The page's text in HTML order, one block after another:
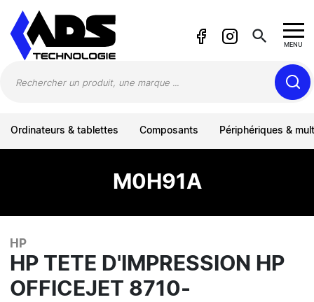
search MENU
Ordinateurs & tablettes Composants Périphériques &
M0H91A
HP
HP TETE D'IMPRESSION HP
OFFICEJET 8710-